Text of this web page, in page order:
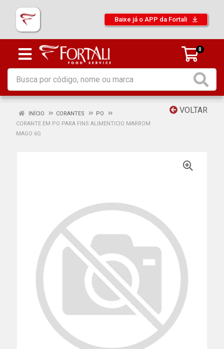
Baixe já o APP da Fortali
0
VOLTAR
INÍCIO CORANTES
PO
CORANTE EM PO PARA FINS ALIMENTICIO MARROM
MAGO 6G